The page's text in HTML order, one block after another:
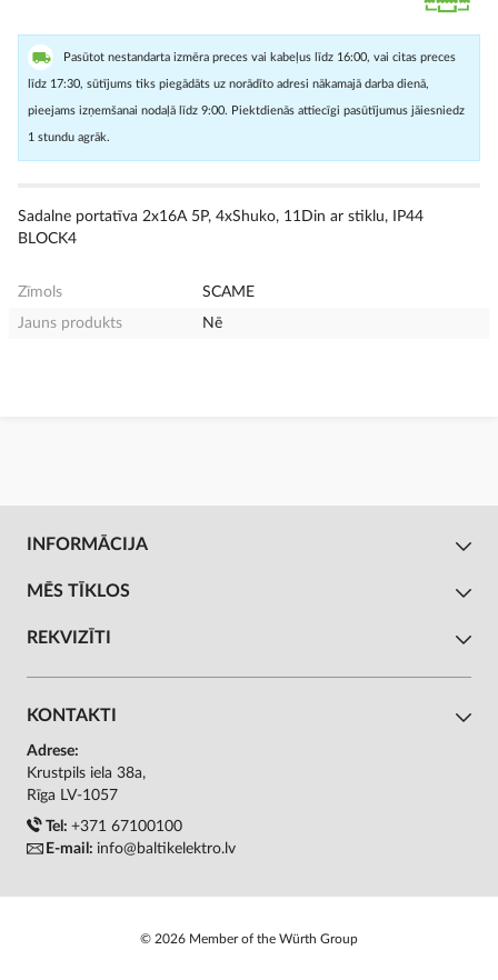
Pasūtot nestandarta izmēra preces vai kabeļus līdz 16:00, vai citas preces
līdz 17:30, sūtījums tiks piegādāts uz norādīto adresi nākamajā darba dienā,
pieejams izņemšanai nodaļā līdz 9:00. Piektdienās attiecīgi pasūtījumus jāiesniedz
1 stundu agrāk.
Sadalne portatīva 2x16A 5P, 4xShuko, 11Din ar stiklu, IP44
BLOCK4
Zīmols
SCAME
Jauns produkts
Nē
INFORMĀCIJA
MĒS TĪKLOS
REKVIZĪTI
KONTAKTI
Adrese:
Krustpils iela 38a,
Rīga LV-1057
Tel: +371 67100100
E-mail: info@baltikelektro.lv
© 2026 Member of the Würth Group